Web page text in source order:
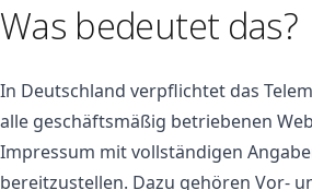
Was bedeutet das?
In Deutschland verpflichtet das
alle geschäftsmäßig betriebenen
Impressum mit vollständigen
bereitzustellen. Dazu gehören Vor-